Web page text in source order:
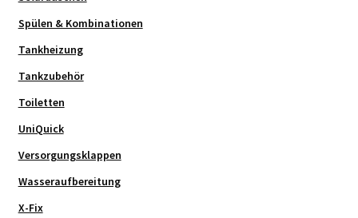
Spülen & Kombinationen
Tankheizung
Tankzubehör
Toiletten
UniQuick
Versorgungsklappen
Wasseraufbereitung
X-Fix